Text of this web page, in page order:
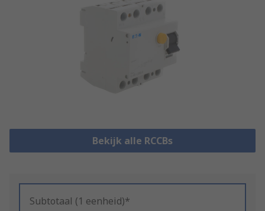
Bekijk alle RCCBs
Subtotaal (1 eenheid)*